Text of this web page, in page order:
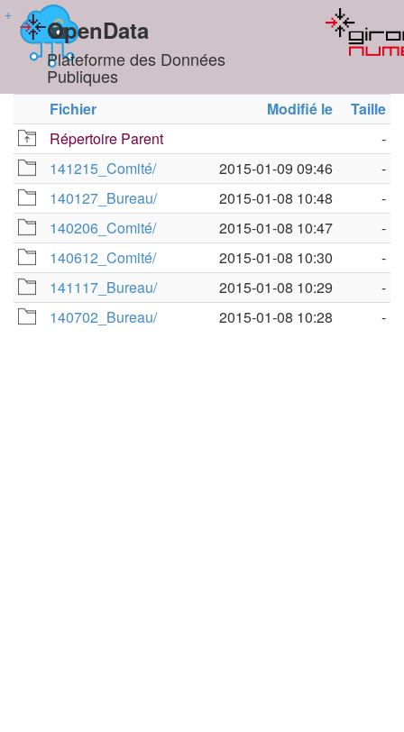
+
OpenData
Plateforme des Données
Publiques
Fichier Modifié le
Taille
Répertoire Parent
-
141215_Comité/
2015-01-09 09:46
-
140127_Bureau/
2015-01-08 10:48
-
140206_Comité/
2015-01-08 10:47
-
140612_Comité/
2015-01-08 10:30
-
141117_Bureau/
2015-01-08 10:29
-
140702_Bureau/
2015-01-08 10:28 -